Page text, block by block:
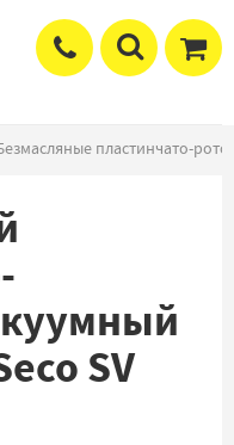
пластинчато-
SV